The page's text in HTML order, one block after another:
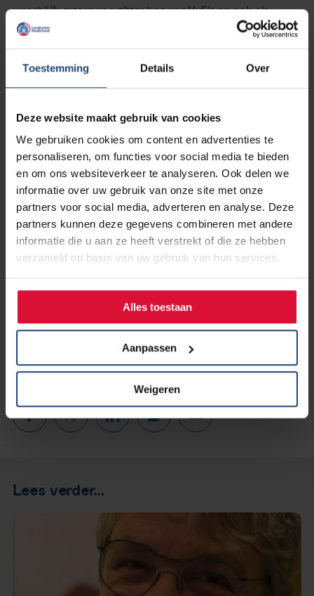
Toestemming Details Over
Deze website maakt gebruik van cookies
We gebruiken cookies om content en advertenties te
personaliseren, om functies voor social media te bieden
en om ons websiteverkeer te analyseren. Ook delen we
informatie over uw gebruik van onze site met onze
partners voor social media, adverteren en analyse. Deze
partners kunnen deze gegevens combineren met andere
informatie die u aan ze heeft verstrekt of die ze hebben
verzameld op basis van uw gebruik van hun services.
Alles toestaan
Aanpassen
Weigeren
waarbij ik extern voorzitter ben van VvE’s en ook als
vergaderbegeleider bij verschillende VvE’s de
als vrijwillig bestuurder hierin veel deskundigheid
Ik krijg dit voorjaar mijn laatste scan en als deze goed
blijkt dan kunnen we zeggen dat ik de periode van 5 jaar
controles mag afsluiten met de conclusie dat mijn
longkanker naar alle waarschijnlijkheid is genezen.”
Lees verder...